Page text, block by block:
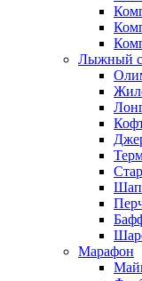
Лыжный
Марафон